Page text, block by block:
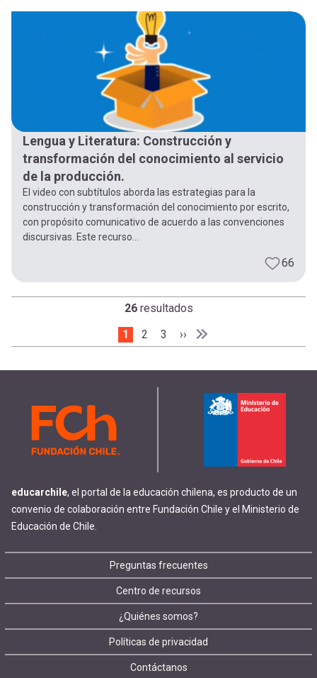
Lengua y Literatura: Construcción y
transformación del conocimiento al servicio
de la producción.
El video con subtítulos aborda las estrategias para la
construcción y transformación del conocimiento por escrito,
con propósito comunicativo de acuerdo a las convenciones
discursivas. Este recurso...
66
26resultados
Página actual
1 Page
2 Page
3 Siguiente página
›› Última página
Última »
educarchile, el portal de la educación chilena, es producto de un
convenio de colaboración entre Fundación Chile y el Ministerio de
Educación de Chile.
Footer
menu
Preguntas frecuentes
Centro de recursos
¿Quiénes somos?
Políticas de privacidad
Contáctanos